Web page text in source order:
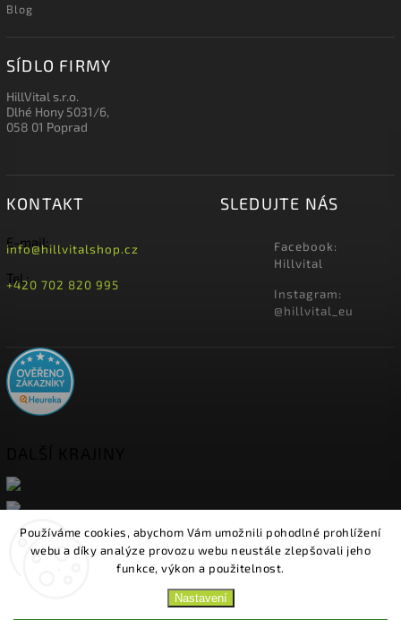
Používáme cookies, abychom Vám umožnili pohodlné prohlížení
webu a díky analýze provozu webu neustále zlepšovali jeho
funkce, výkon a použitelnost.
Nastavení
Blog
SÍDLO FIRMY
HillVital s.r.o.
Dlhé Hony 5031/6,
058 01 Poprad
SLEDUJTE NÁS
Facebook:
Hillvital
Instagram:
@hillvital_eu
KONTAKT
E-mail:
info@hillvitalshop.cz
Tel.:
+420 702 820 995
HillVital. Všechna práva vyhrazena.